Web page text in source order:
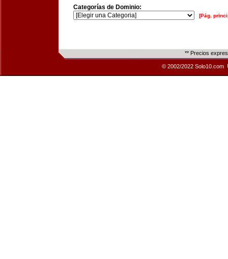
Categorías de Dominio:
[Pág.
** Precios
© 2002/2022 Solo10.com